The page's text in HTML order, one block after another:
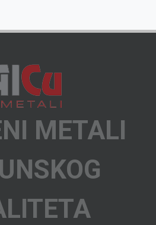
METALI